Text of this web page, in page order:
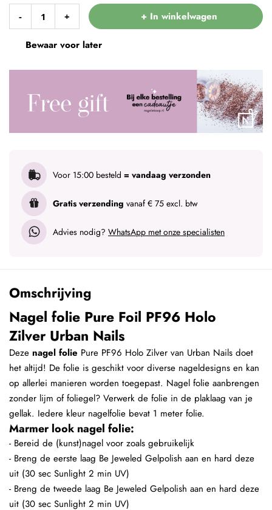
- + + In winkelwagen
Bewaar voor later
Voor 15:00 besteld = vandaag verzonden
Gratis verzending vanaf € 75 excl. btw
Advies nodig? WhatsApp met onze specialisten
Omschrijving
Nagel folie Pure Foil PF96 Holo
Zilver Urban Nails
Deze nagel folie Pure PF96 Holo Zilver van Urban Nails doet
het altijd! De folie is geschikt voor diverse nageldesigns en kan
op allerlei manieren worden toegepast. Nagel folie aanbrengen
zonder lijm of foliegel? Verwerk de folie in de plaklaag van je
gellak. Iedere kleur nagelfolie bevat 1 meter folie.
Marmer look nagel folie:
- Bereid de (kunst)nagel voor zoals gebruikelijk
- Breng de eerste laag Be Jeweled Gelpolish aan en hard deze
uit (30 sec Sunlight 2 min UV)
- Breng de tweede laag Be Jeweled Gelpolish aan en hard deze
uit (30 sec Sunlight 2 min UV)